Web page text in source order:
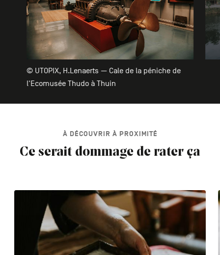
© UTOPIX, H.Lenaerts — Cale de la péniche de
l'Ecomusée Thudo à Thuin
À DÉCOUVRIR À PROXIMITÉ
Ce serait dommage de rater ça